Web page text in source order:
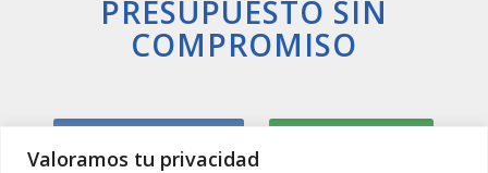
Valoramos tu privacidad
PRESUPUESTO SIN
COMPROMISO